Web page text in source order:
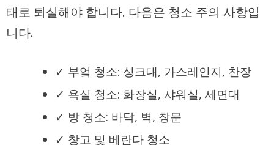
태로 퇴실해야 합니다. 다음은 청소 주의 사항입
니다.
✓ 부엌 청소: 싱크대, 가스레인지, 찬장
✓ 욕실 청소: 화장실, 샤워실, 세면대
✓ 방 청소: 바닥, 벽, 창문
✓ 창고 및 베란다 청소